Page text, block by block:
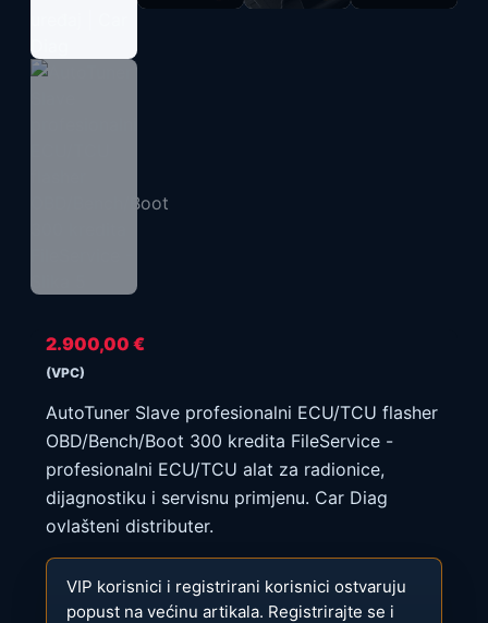
2.900,00 €
(VPC)
AutoTuner Slave profesionalni ECU/TCU flasher
OBD/Bench/Boot 300 kredita FileService -
profesionalni ECU/TCU alat za radionice,
dijagnostiku i servisnu primjenu. Car Diag
ovlašteni distributer.
VIP korisnici i registrirani korisnici ostvaruju
popust na većinu artikala. Registrirajte se i